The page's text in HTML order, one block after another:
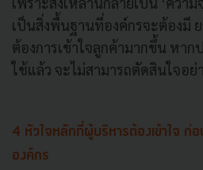
เป็นสิ่งพื้นฐานที่องค์กรจะต้องมี
ต้องการเข้าใจลูกค้ามากขึ้น หา
ใช้แล้ว จะไม่สามารถตัดสินใจอ
4 หัวใจหลักที่ผู้บริหารต้องเข้าใจ ก่
องค์กร